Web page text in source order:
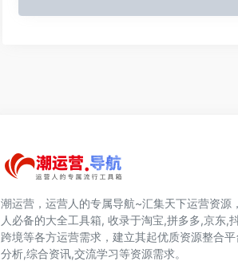
潮运营，运营人的专属导航~汇集天下运营资源
人必备的大全工具箱, 收录于淘宝,拼多多,京东,
跨境等各方运营需求，建立其起优质资源整合
分析,综合资讯,交流学习等资源需求。